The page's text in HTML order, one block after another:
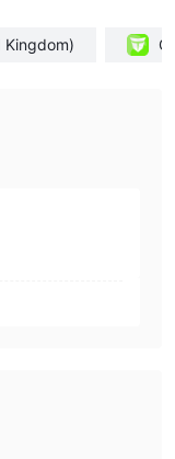
Kingdom)